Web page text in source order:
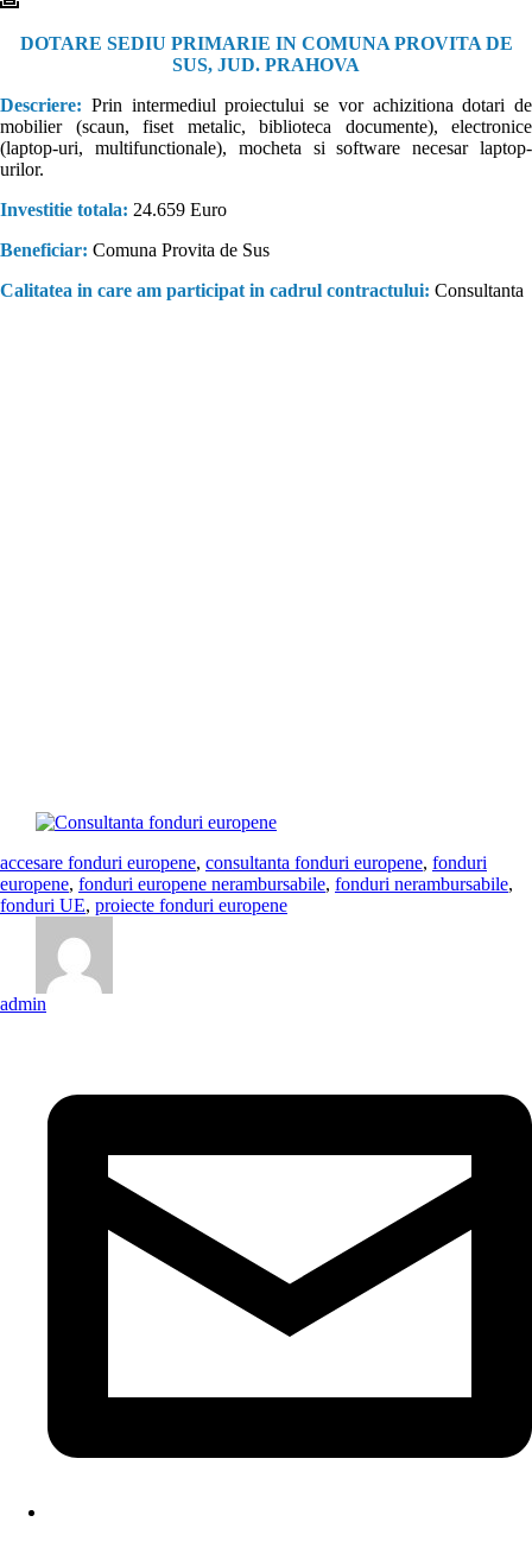
DOTARE SEDIU PRIMARIE IN COMUNA PROVITA DE
SUS, JUD. PRAHOVA
Descriere: Prin intermediul proiectului se vor achizitiona dotari de
mobilier (scaun, fiset metalic, biblioteca documente), electronice
(laptop-uri, multifunctionale), mocheta si software necesar laptop-
urilor.
Investitie totala: 24.659 Euro
Beneficiar: Comuna Provita de Sus
Calitatea in care am participat in cadrul contractului: Consultanta
accesare fonduri europene, consultanta fonduri europene, fonduri
europene, fonduri europene nerambursabile, fonduri nerambursabile,
fonduri UE, proiecte fonduri europene
admin